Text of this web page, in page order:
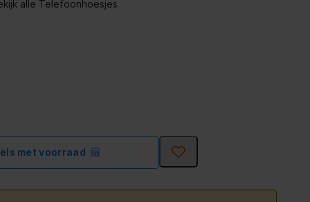
alle Telefoonhoesjes
met voorraad